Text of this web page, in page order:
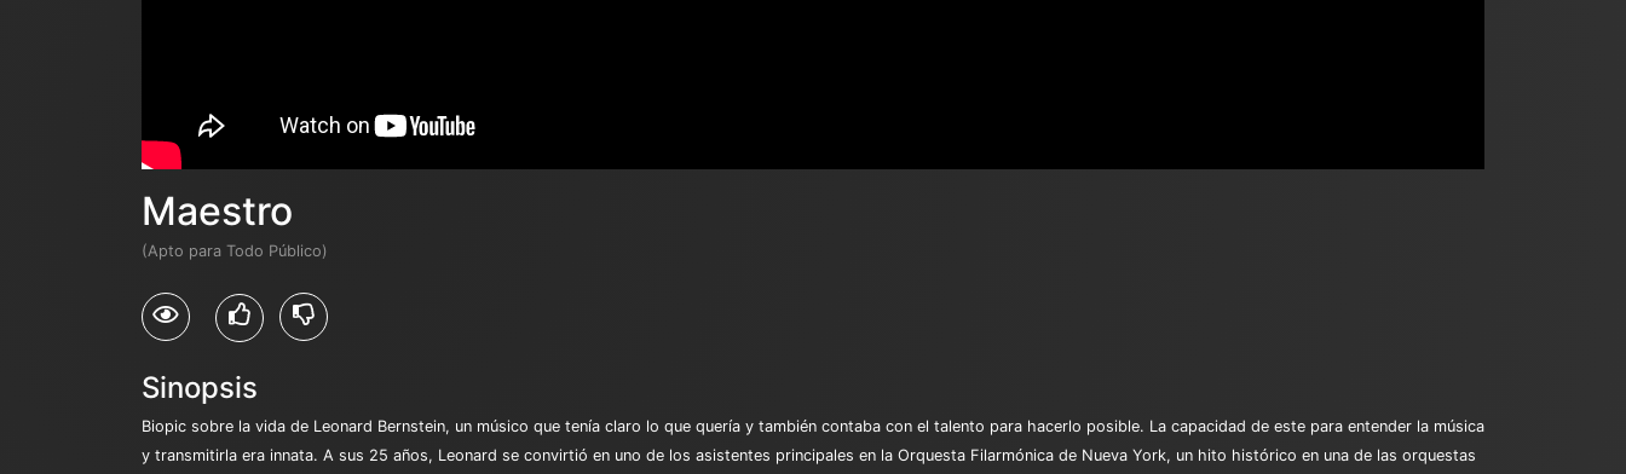
Maestro
(Apto para Todo Público)
Sinopsis
Biopic sobre la vida de Leonard Bernstein, un músico que tenía claro lo que quería y también contaba con el talento para hacerlo posible. La capacidad de este para entender la música
y transmitirla era innata. A sus 25 años, Leonard se convirtió en uno de los asistentes principales en la Orquesta Filarmónica de Nueva York, un hito histórico en una de las orquestas